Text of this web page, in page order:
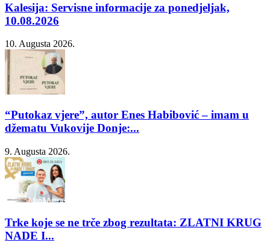
Kalesija: Servisne informacije za ponedjeljak,
10.08.2026
10. Augusta 2026.
“Putokaz vjere”, autor Enes Habibović – imam u
džematu Vukovije Donje:...
9. Augusta 2026.
Trke koje se ne trče zbog rezultata: ZLATNI KRUG
NADE I...